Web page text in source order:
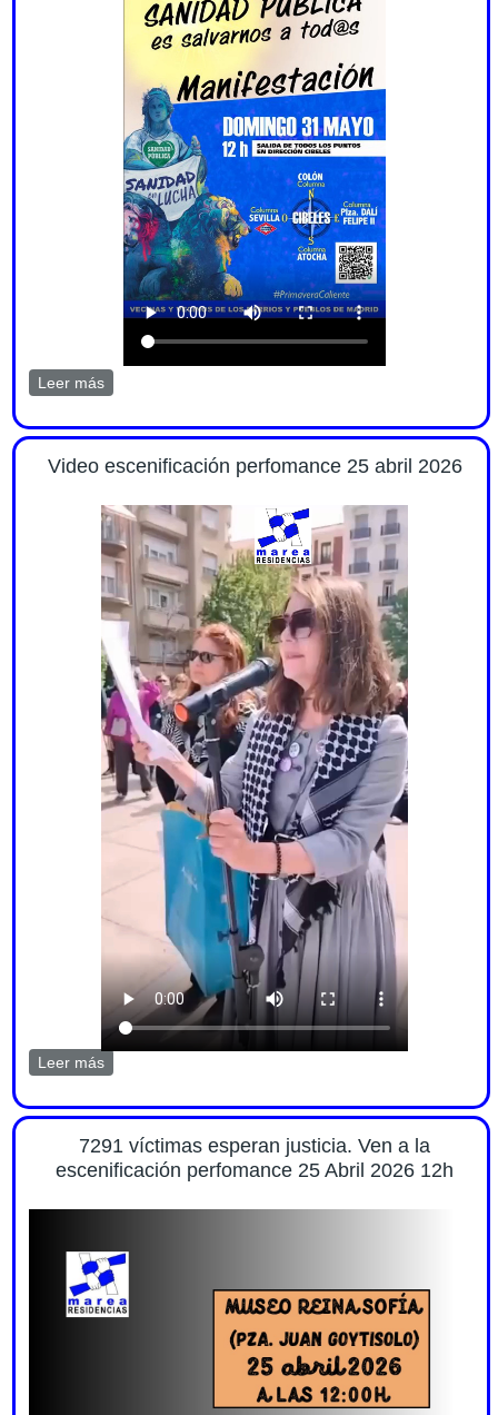
Leer mássobre Nos sumamos a la manifestación por la sanidad
Video escenificación perfomance 25 abril 2026
Leer mássobre Video escenificación perfomance 25 abril 2026
7291 víctimas esperan justicia. Ven a la
escenificación perfomance 25 Abril 2026 12h